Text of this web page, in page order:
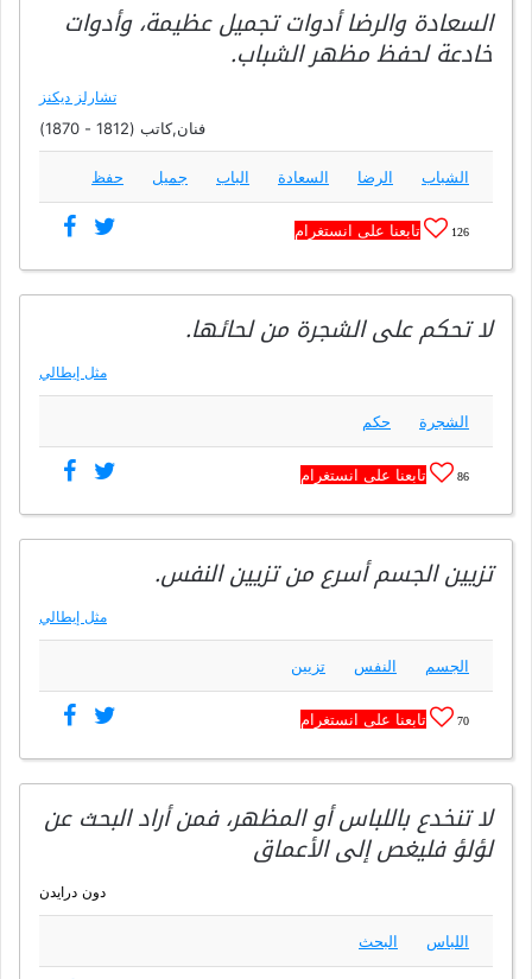
السعادة والرضا أدوات تجميل عظيمة، وأدوات
خادعة لحفظ مظهر الشباب.
تشارلز ديكنز
فنان,كاتب (1812 - 1870)
الشباب الرضا السعادة الباب جميل حفظ
126 تابعنا على انستغرام
لا تحكم على الشجرة من لحائها.
مثل إيطالي
الشجرة حكم
86 تابعنا على انستغرام
تزيين الجسم أسرع من تزيين النفس.
مثل إيطالي
الجسم النفس تزيين
70 تابعنا على انستغرام
لا تنخدع باللباس أو المظهر، فمن أراد البحث عن
لؤلؤ فليغص إلى الأعماق
دون درايدن
اللباس البحث